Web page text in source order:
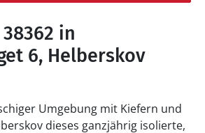
in
6, Helberskov
Umgebung mit Kiefern und
dieses ganzjährig isolierte,